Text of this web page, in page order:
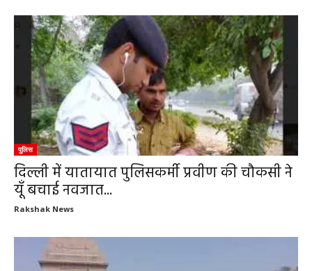
पुलिस
दिल्ली में यातायात पुलिसकर्मी प्रवीण की चौकसी ने
यूँ बचाई नवजात...
Rakshak News